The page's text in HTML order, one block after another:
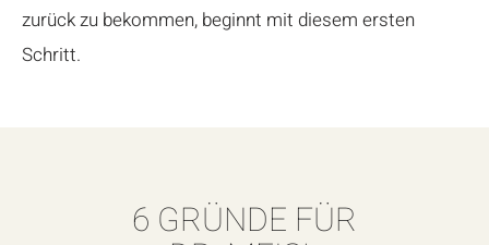
zurück zu bekommen, beginnt mit diesem ersten
Schritt.
6 GRÜNDE FÜR